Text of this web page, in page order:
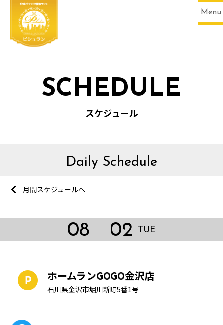
Menu
SCHEDULE
スケジュール
Daily Schedule
月間スケジュールへ
08 02 TUE
ホームランGOGO金沢店
石川県金沢市堀川新町5番1号